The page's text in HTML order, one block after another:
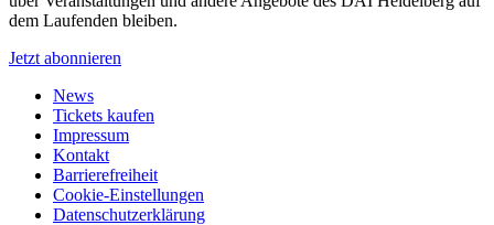
dem Laufenden bleiben.
Jetzt abonnieren
News
Tickets kaufen
Impressum
Kontakt
Barrierefreiheit
Cookie-Einstellungen
Datenschutzerklärung